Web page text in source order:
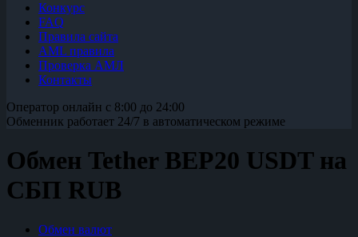
Конкурс
FAQ
Правила сайта
AML правила
Проверка АМЛ
Контакты
Оператор онлайн с 8:00 до 24:00
Обменник работает 24/7 в автоматическом режиме
Обмен Tether BEP20 USDT на
СБП RUB
Обмен валют